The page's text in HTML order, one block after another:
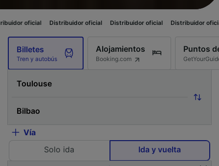
Distribuidor oficial Distribuidor oficial Distribuidor oficial
Billetes
Tren y autobús
Alojamientos
Booking.com
Puntos
Vía
Solo ida
Ida y vuelta